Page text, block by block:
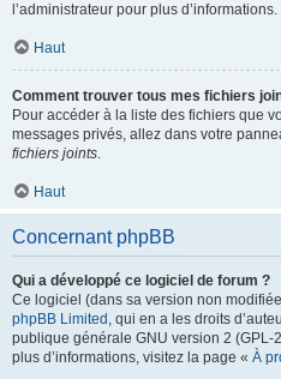
l’administrateur pour plus d’informations.
Haut
Comment trouver tous mes fichiers
Pour accéder à la liste des fichiers que
messages privés, allez dans votre
fichiers joints.
Haut
Concernant phpBB
Qui a développé ce logiciel de forum ?
Ce logiciel (dans sa version non
phpBB Limited , qui en a les droits
publique générale GNU version 2 (GPL-
plus d’informations, visitez la page « À